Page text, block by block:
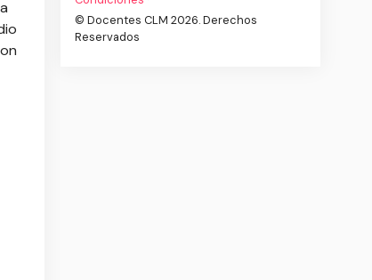
© Docentes CLM 2026. Derechos
Reservados